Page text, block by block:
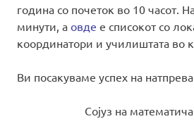
година со почеток во 10 часот.
минути, а овде е списокот со
координатори и училиштата во
Ви посакуваме успех на
Сојуз на